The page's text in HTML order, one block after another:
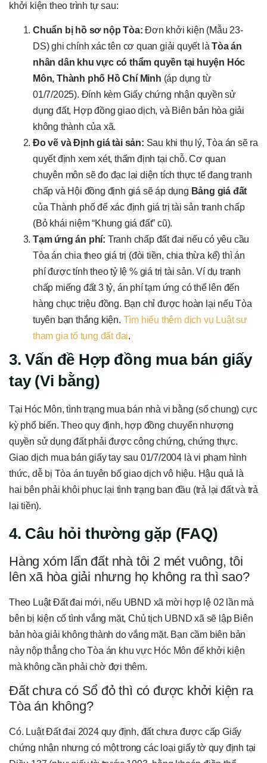
khởi kiện theo trình tự sau:
Chuẩn bị hồ sơ nộp Tòa: Đơn khởi kiện (Mẫu 23-
DS) ghi chính xác tên cơ quan giải quyết làTòa án
nhân dân khu vực có thẩm quyền tại huyện Hóc
Môn, Thành phố Hồ Chí Minh (áp dụng từ
01/7/2025). Đính kèm Giấy chứng nhận quyền sử
dụng đất, Hợp đồng giao dịch, và Biên bản hòa giải
không thành của xã.
Đo vẽ và Định giá tài sản: Sau khi thụ lý, Tòa án sẽ ra
quyết định xem xét, thẩm định tại chỗ. Cơ quan
chuyên môn sẽ đo đạc lại diện tích thực tế đang tranh
chấp và Hội đồng định giá sẽ áp dụng Bảng giá đất
của Thành phố để xác định giá trị tài sản tranh chấp
(Bỏ khái niệm “Khung giá đất” cũ).
Tạm ứng án phí: Tranh chấp đất đai nếu có yêu cầu
Tòa án chia theo giá trị (đòi tiền, chia thừa kế) thì án
phí được tính theo tỷ lệ % giá trị tài sản. Ví dụ tranh
chấp miếng đất 3 tỷ, án phí tạm ứng có thể lên đến
hàng chục triệu đồng. Bạn chỉ được hoàn lại nếu Tòa
tuyên bạn thắng kiện. Tìm hiểu thêm dịch vụ Luật sư
tham gia tố tụng đất đai.
3. Vấn đề Hợp đồng mua bán giấy
tay (Vi bằng)
Tại Hóc Môn, tình trạng mua bán nhà vi bằng (sổ chung) cực
kỳ phổ biến. Theo quy định, hợp đồng chuyển nhượng
quyền sử dụng đất phải được công chứng, chứng thực.
Giao dịch mua bán giấy tay sau 01/7/2004 là vi phạm hình
thức, dễ bị Tòa án tuyên bố giao dịch vô hiệu. Hậu quả là
hai bên phải khôi phục lại tình trạng ban đầu (trả lại đất và trả
lại tiền).
4. Câu hỏi thường gặp (FAQ)
Hàng xóm lấn đất nhà tôi 2 mét vuông, tôi
lên xã hòa giải nhưng họ không ra thì sao?
Theo Luật Đất đai mới, nếu UBND xã mời hợp lệ 02 lần mà
bên bị kiện cố tình vắng mặt, Chủ tịch UBND xã sẽ lập Biên
bản hòa giải không thành do vắng mặt. Bạn cầm biên bản
này nộp thẳng cho Tòa án khu vực Hóc Môn để khởi kiện
mà không cần phải chờ đợi thêm.
Đất chưa có Sổ đỏ thì có được khởi kiện ra
Tòa án không?
Có. Luật Đất đai 2024 quy định, đất chưa được cấp Giấy
chứng nhận nhưng có một trong các loại giấy tờ quy định tại